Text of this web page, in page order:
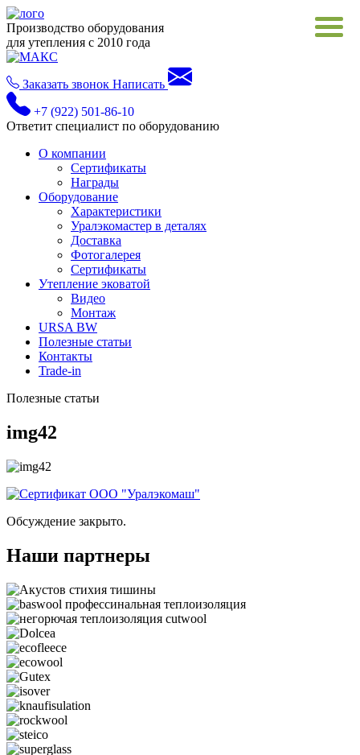
Производство оборудования
для утепления с 2010 года
Заказать звонок Написать
+7 (922) 501-86-10
Ответит специалист по оборудованию
О компании
Сертификаты
Награды
Оборудование
Характеристики
Уралэкомастер в деталях
Доставка
Фотогалерея
Сертификаты
Утепление эковатой
Видео
Монтаж
URSA BW
Полезные статьи
Контакты
Trade-in
Полезные статьи
img42
Обсуждение закрыто.
Наши партнеры